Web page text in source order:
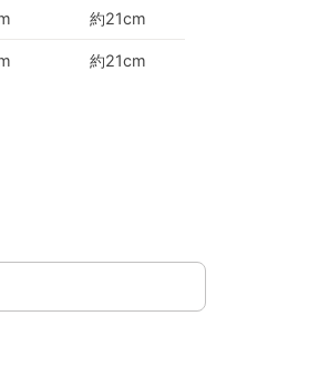
約21cm
約21cm